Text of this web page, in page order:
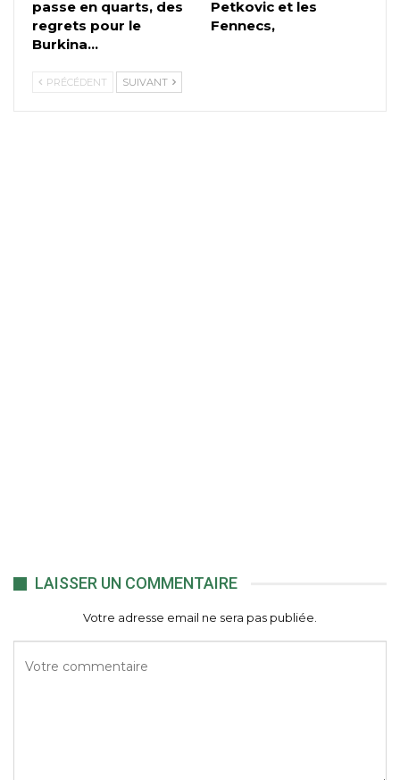
passe en quarts, des
regrets pour le
Burkina…
Petkovic et les
Fennecs,
PRÉCÉDENT SUIVANT
LAISSER UN COMMENTAIRE
Votre adresse email ne sera pas publiée.